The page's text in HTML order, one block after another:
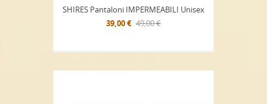
SHIRES Pantaloni IMPERMEABILI Unisex
39,00 € 49,00 €